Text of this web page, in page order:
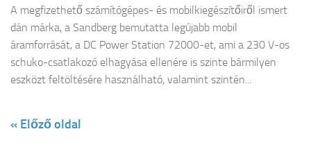
A megfizethető számítógépes- és mobilkiegészítőiről ismert
dán márka, a Sandberg bemutatta legújabb mobil
áramforrását, a DC Power Station 72000-et, ami a 230 V-os
schuko-csatlakozó elhagyása ellenére is szinte bármilyen
eszközt feltöltésére használható, valamint szintén...
« Előző oldal